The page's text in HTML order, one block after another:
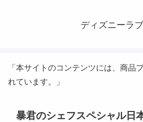
ディズニーラブ
「本サイトのコンテンツには、商品
れています。」
暴君のシェフスペシャル日